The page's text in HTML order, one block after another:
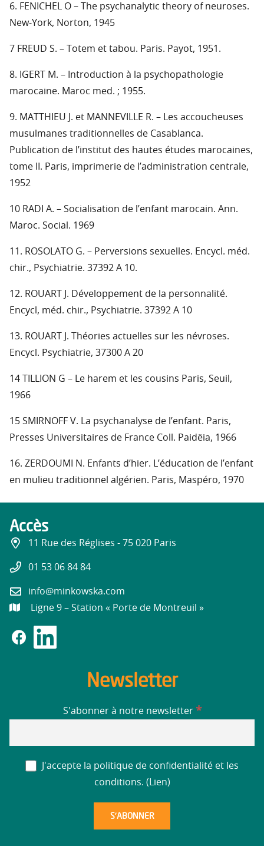
6. FENICHEL O – The psychanalytic theory of neuroses.
New-York, Norton, 1945
7 FREUD S. – Totem et tabou. Paris. Payot, 1951.
8. IGERT M. – Introduction à la psychopathologie
marocaine. Maroc med. ; 1955.
9. MATTHIEU J. et MANNEVILLE R. – Les accoucheuses
musulmanes traditionnelles de Casablanca.
Publication de l’institut des hautes études marocaines,
tome II. Paris, imprimerie de l’administration centrale,
1952
10 RADI A. – Socialisation de l’enfant marocain. Ann.
Maroc. Social. 1969
11. ROSOLATO G. – Perversions sexuelles. Encycl. méd.
chir., Psychiatrie. 37392 A 10.
12. ROUART J. Développement de la personnalité.
Encycl, méd. chir., Psychiatrie. 37392 A 10
13. ROUART J. Théories actuelles sur les névroses.
Encycl. Psychiatrie, 37300 A 20
14 TILLION G – Le harem et les cousins Paris, Seuil,
1966
15 SMIRNOFF V. La psychanalyse de l’enfant. Paris,
Presses Universitaires de France Coll. Paidëia, 1966
16. ZERDOUMI N. Enfants d’hier. L’éducation de l’enfant
en mulieu traditionnel algérien. Paris, Maspéro, 1970
Accès
11 Rue des Réglises - 75 020 Paris
01 53 06 84 84
info@minkowska.com
Ligne 9 – Station « Porte de Montreuil »
Newsletter
S'abonner à notre newsletter *
J'accepte la politique de confidentialité et les
conditions. ( Lien)